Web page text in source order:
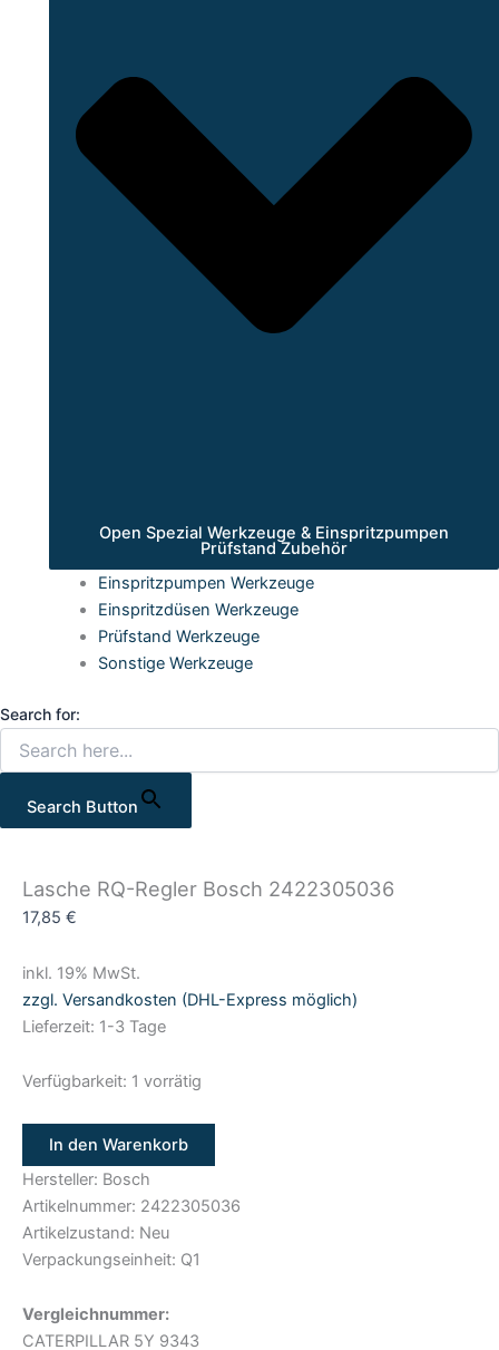
Open Spezial Werkzeuge & Einspritzpumpen
Prüfstand Zubehör
Einspritzpumpen Werkzeuge
Einspritzdüsen Werkzeuge
Prüfstand Werkzeuge
Sonstige Werkzeuge
Search for:
Search Button
Lasche RQ-Regler Bosch 2422305036
17,85 €
inkl. 19% MwSt.
zzgl. Versandkosten (DHL-Express möglich)
Lieferzeit: 1-3 Tage
Verfügbarkeit: 1 vorrätig
In den Warenkorb
Hersteller: Bosch
Artikelnummer: 2422305036
Artikelzustand: Neu
Verpackungseinheit: Q1
Vergleichnummer:
CATERPILLAR 5Y 9343